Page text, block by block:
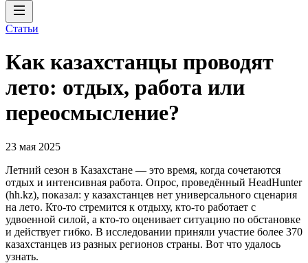
Статьи
Как казахстанцы проводят
лето: отдых, работа или
переосмысление?
23 мая 2025
Летний сезон в Казахстане — это время, когда сочетаются
отдых и интенсивная работа. Опрос, проведённый HeadHunter
(hh.kz), показал: у казахстанцев нет универсального сценария
на лето. Кто-то стремится к отдыху, кто-то работает с
удвоенной силой, а кто-то оценивает ситуацию по обстановке
и действует гибко. В исследовании приняли участие более 370
казахстанцев из разных регионов страны. Вот что удалось
узнать.